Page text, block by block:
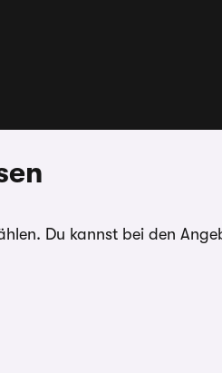
Du kannst bei den